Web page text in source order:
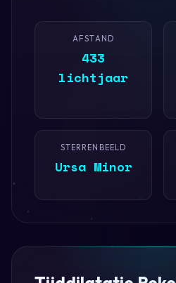
AFSTAND
433
lichtjaar
STERRENBEELD
Ursa Minor